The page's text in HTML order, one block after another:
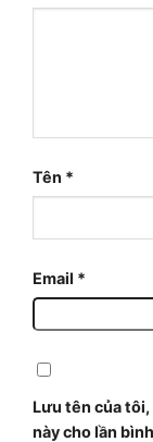
Tên *
Email *
Lưu tên của
này cho lần